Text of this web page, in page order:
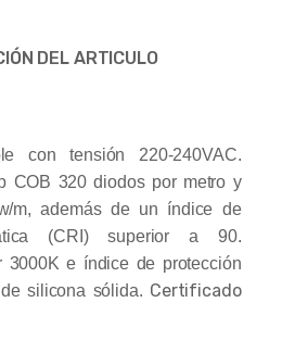
DEL ARTICULO
con tensión 220-240VAC.
COB 320 diodos por metro y
m, además de un índice de
(CRI) superior a 90.
3000K e índice de protección
silicona sólida. Certificado